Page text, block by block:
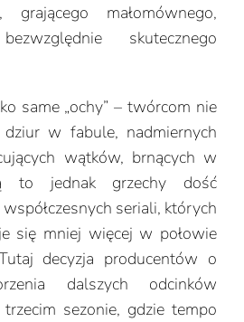
grającego małomównego,
skutecznego
same „ochy” – twórcom nie
dziur w fabule, nadmiernych
wątków, brnących w
to jednak grzechy dość
seriali, których
się mniej więcej w połowie
decyzja producentów o
dalszych odcinków
sezonie, gdzie tempo